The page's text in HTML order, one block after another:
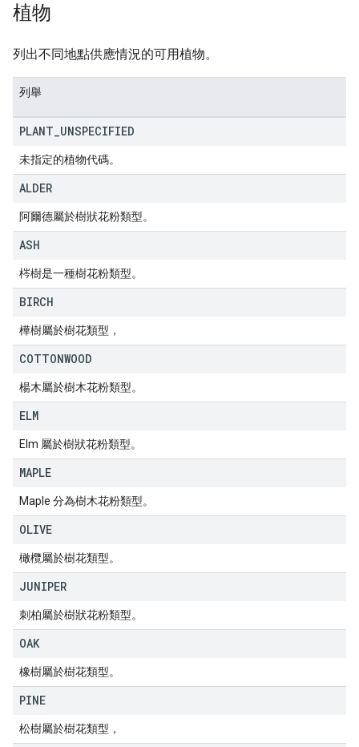
植物
列出不同地點供應情況的可用植物。
列舉
PLANT UNSPECIFIED
未指定的植物代碼。
ALDER
阿爾德屬於樹狀花粉類型。
ASH
梣樹是一種樹花粉類型。
BIRCH
樺樹屬於樹花類型，
COTTONWOOD
楊木屬於樹木花粉類型。
ELM
Elm 屬於樹狀花粉類型。
MAPLE
Maple 分為樹木花粉類型。
OLIVE
橄欖屬於樹花類型。
JUNIPER
刺柏屬於樹狀花粉類型。
OAK
橡樹屬於樹花類型。
PINE
松樹屬於樹花類型，